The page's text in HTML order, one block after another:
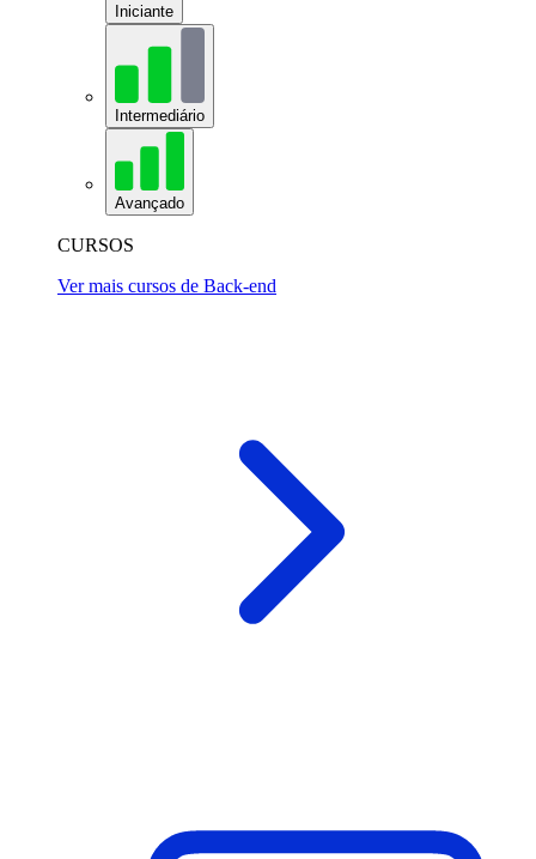
Iniciante
Intermediário
Avançado
CURSOS
Ver mais cursos de Back-end